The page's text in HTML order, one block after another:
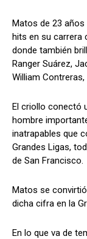
Matos de 23
hits en su carrera
donde también
Ranger Suárez,
William
El criollo conectó
hombre
inatrapables que
Grandes Ligas,
de San Francisco.
Matos se
dicha cifra en la
En lo que va de